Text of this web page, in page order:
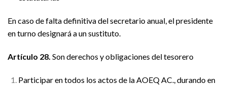
En caso de falta definitiva del secretario anual, el presidente
en turno designará a un sustituto.
Artículo 28. Son derechos y obligaciones del tesorero
Participar en todos los actos de la AOEQ AC., durando en